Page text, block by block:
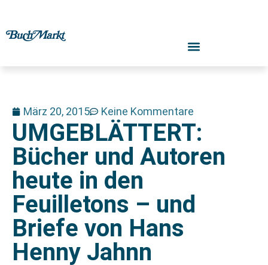
März 20, 2015 Keine Kommentare
UMGEBLÄTTERT:
Bücher und Autoren
heute in den
Feuilletons – und
Briefe von Hans
Henny Jahnn